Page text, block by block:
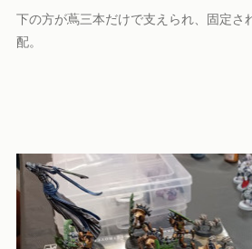
下の方が蔦三本だけで支えられ、固定さ
配。